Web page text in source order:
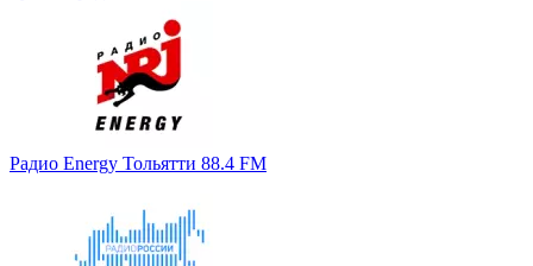
Радио Energy Тольятти 88.4 FM